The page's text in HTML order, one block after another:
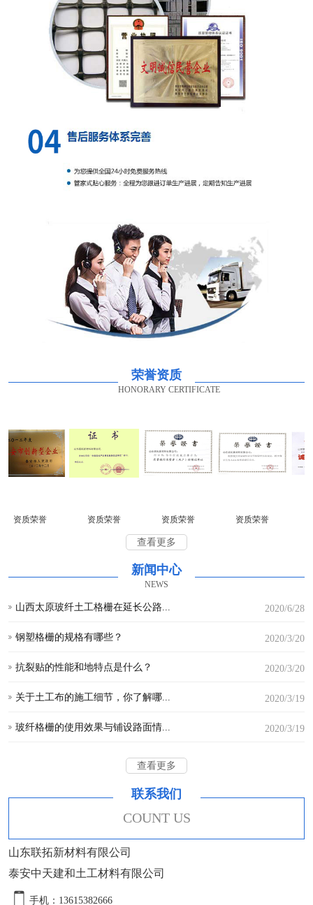
荣誉资质
HONORARY CERTIFICATE
资质荣誉 资质荣誉 资质荣誉 资质荣誉
查看更多
新闻中心
NEWS
2020/6/28
山西太原玻纤土工格栅在延长公路...
2020/3/20
钢塑格栅的规格有哪些？
2020/3/20
抗裂贴的性能和地特点是什么？
2020/3/19
关于土工布的施工细节，你了解哪...
2020/3/19
玻纤格栅的使用效果与铺设路面情...
查看更多
联系我们
COUNT US
山东联拓新材料有限公司
泰安中天建和土工材料有限公司
手机：13615382666